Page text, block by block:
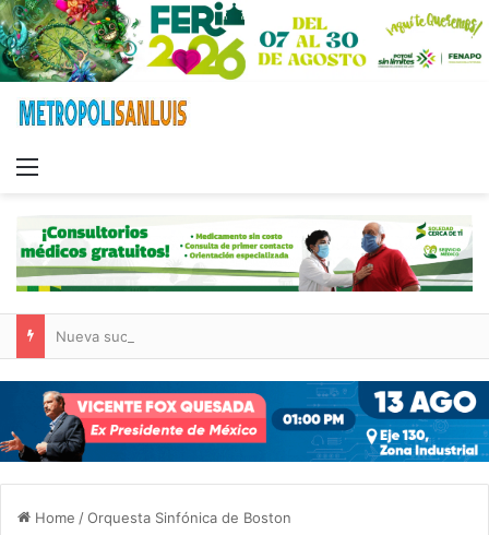
Home /Orquesta Sinfónica de Boston